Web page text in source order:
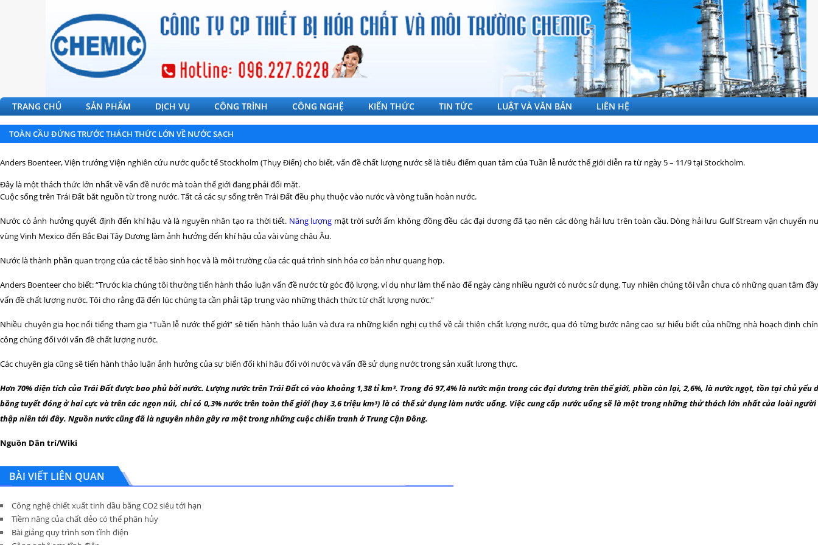
TRANG CHỦ SẢN PHẨM DỊCH VỤ CÔNG TRÌNH CÔNG NGHỆ KIẾN THỨC TIN TỨC LUẬT VÀ VĂN BẢN LIÊN HỆ
TOÀN CẦU ĐỨNG TRƯỚC THÁCH THỨC LỚN VỀ NƯỚC SẠCH
Anders Boenteer, Viện trưởng Viện nghiên cứu nước quốc tế Stockholm (Thụy Điển) cho biết, vấn đề chất lượng nước sẽ là tiêu điểm quan tâm của Tuần lễ nước thế giới diễn ra từ ngày 5 – 11/9 tại Stockholm.
Đây là một thách thức lớn nhất về vấn đề nước mà toàn thế giới đang phải đối mặt.
Cuộc sống trên Trái Đất bắt nguồn từ trong nước. Tất cả các sự sống trên Trái Đất đều phụ thuộc vào nước và vòng tuần hoàn nước.
Nước có ảnh hưởng quyết định đến khí hậu và là nguyên nhân tạo ra thời tiết. Năng lượng mặt trời sưởi ấm không đồng đều các đại dương đã tạo nên các dòng hải lưu trên toàn cầu. Dòng hải lưu Gulf Stream vận chuyển
vùng Vịnh Mexico đến Bắc Đại Tây Dương làm ảnh hưởng đến khí hậu của vài vùng châu Âu.
Nước là thành phần quan trọng của các tế bào sinh học và là môi trường của các quá trình sinh hóa cơ bản như quang hợp.
Anders Boenteer cho biết: “Trước kia chúng tôi thường tiến hành thảo luận vấn đề nước từ góc độ lượng, ví dụ như làm thế nào để ngày càng nhiều người có nước sử dụng. Tuy nhiên chúng tôi vẫn chưa có những quan tâm
vấn đề chất lượng nước. Tôi cho rằng đã đến lúc chúng ta cần phải tập trung vào những thách thức từ chất lượng nước.”
Nhiều chuyên gia học nổi tiếng tham gia “Tuần lễ nước thế giới” sẽ tiến hành thảo luận và đưa ra những kiến nghị cụ thể về cải thiện chất lượng nước, qua đó từng bước nâng cao sự hiểu biết của những nhà hoạch định
công chúng đối với vấn đề chất lượng nước.
Các chuyên gia cũng sẽ tiến hành thảo luận ảnh hưởng của sự biến đổi khí hậu đối với nước và vấn đề sử dụng nước trong sản xuất lương thực.
Hơn 70% diện tích của Trái Đất được bao phủ bởi nước. Lượng nước trên Trái Đất có vào khoảng 1,38 tỉ km³. Trong đó 97,4% là nước mặn trong các đại dương trên thế giới, phần còn lại, 2,6%, là nước ngọt, tồn tại chủ yếu
băng tuyết đóng ở hai cực và trên các ngọn núi, chỉ có 0,3% nước trên toàn thế giới (hay 3,6 triệu km³) là có thể sử dụng làm nước uống. Việc cung cấp nước uống sẽ là một trong những thử thách lớn nhất của loài
thập niên tới đây. Nguồn nước cũng đã là nguyên nhân gây ra một trong những cuộc chiến tranh ở Trung Cận Đông.
Nguồn Dân trí/Wiki
BÀI VIẾT LIÊN QUAN
Công nghệ chiết xuất tinh dầu bằng CO2 siêu tới hạn
Tiềm năng của chất dẻo có thể phân hủy
Bài giảng quy trình sơn tĩnh điện